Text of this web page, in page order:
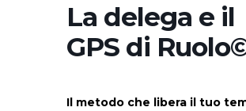
La delega e il
GPS di
Il metodo che libera il tuo